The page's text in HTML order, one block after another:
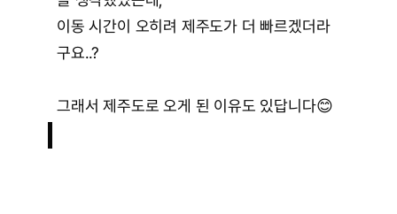
이동 시간이 오히려 제주도가 더 빠르겠더라
구요..?
그래서 제주도로 오게 된 이유도 있답니다😊